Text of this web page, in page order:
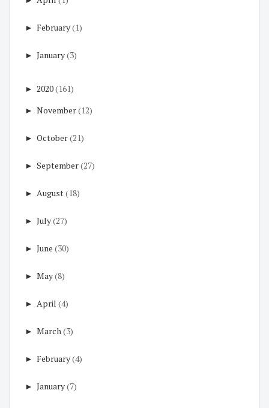
► February(1)
► January(3)
► 2020(161)
► November(12)
► October(21)
► September(27)
► August(18)
► July(27)
► June (30)
► May(8)
► April (4)
► March (3)
► February(4)
► January(7)